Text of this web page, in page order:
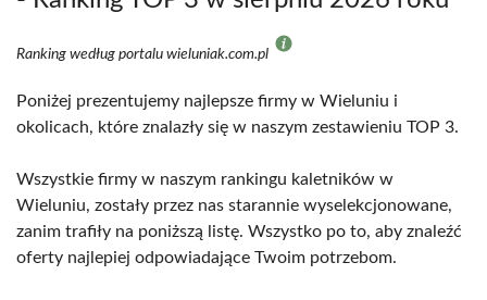
Ranking według portalu wieluniak.com.pl
Poniżej prezentujemy najlepsze firmy w Wieluniu i
okolicach, które znalazły się w naszym zestawieniu TOP 3.
Wszystkie firmy w naszym rankingu kaletników w
Wieluniu, zostały przez nas starannie wyselekcjonowane,
zanim trafiły na poniższą listę. Wszystko po to, aby znaleźć
oferty najlepiej odpowiadające Twoim potrzebom.